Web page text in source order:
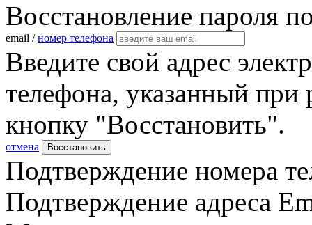
Восстановление пароля
email /номер телефона
Введите свой адрес
телефона, указанный при
кнопку "Восстановить".
отмена Восстановить
Подтверждение номера
Подтверждение адреса